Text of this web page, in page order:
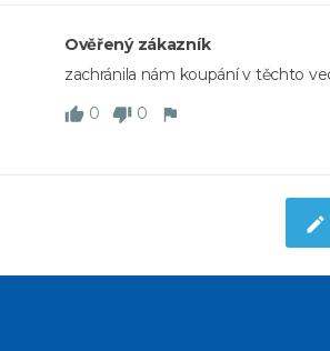
Ověřený zákazník
zachránila nám koupání v těchto
0
0